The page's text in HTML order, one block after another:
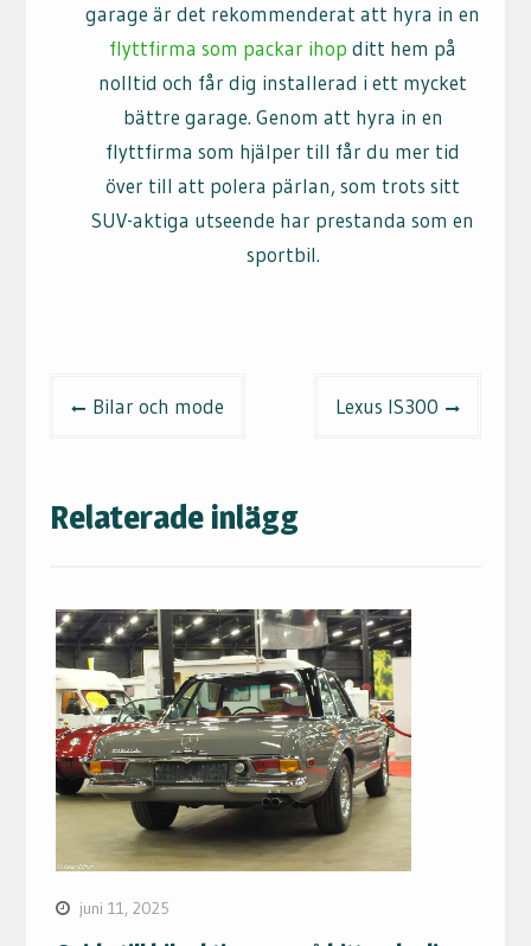
garage är det rekommenderat att hyra in en
flyttfirma som packar ihop ditt hem på
nolltid och får dig installerad i ett mycket
bättre garage. Genom att hyra in en
flyttfirma som hjälper till får du mer tid
över till att polera pärlan, som trots sitt
SUV-aktiga utseende har prestanda som en
sportbil.
Bilar och mode Lexus IS300
Relaterade inlägg
juni 11, 2025